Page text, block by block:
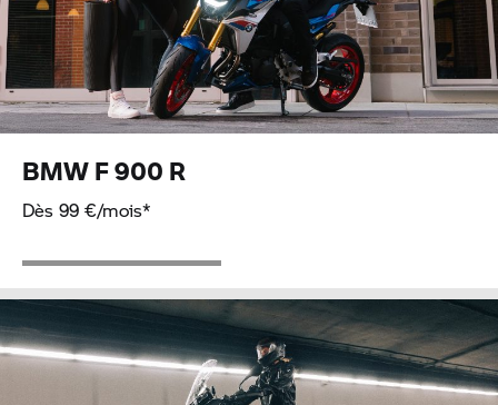
BMWF 900 R
Dès 99 €/mois*